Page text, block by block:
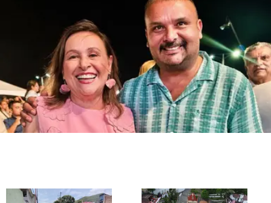
Coscomatepec: primo balea a dos hermanos;
uno muere
2:28
Lluvias en Veracruz este sábado y más calor la
próxima semana